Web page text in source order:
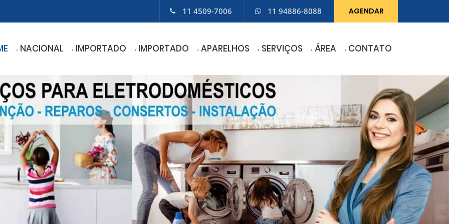
11 4509-7006 11 94886-8088 AGENDAR
NACIONAL IMPORTADO IMPORTADO APARELHOS SERVIÇOS ÁREA CONTATO